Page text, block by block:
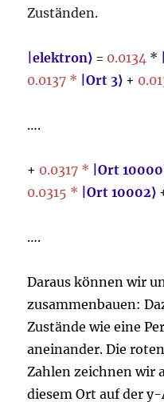
Zuständen.
|elektron⟩ = 0.0134 *
0.0137 * |Ort 3⟩ + 0.
….
+ 0.0317 * |Ort10000
0.0315 * |Ort10002⟩
….
Daraus können wir
zusammenbauen:
Zustände wie eine
aneinander. Die
Zahlen zeichnen wir
diesem Ort auf der